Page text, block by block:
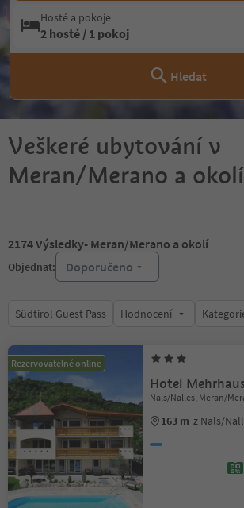
Hosté a pokoje
2 hosté / 1 pokoj
Hledat
Veškeré ubytování v
Meran/Merano a okolí
2174Výsledky- Meran/Merano a okolí
Objednat: Doporučeno
Südtirol Guest Pass Hodnocení
Rezervovatelné online
Hotel
Nals/Nalles, Meran/
163 m z Nals/